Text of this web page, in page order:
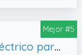
Mejor #5
GOPLUS 24V Tractor Eléctrico para Niños, Carro Eléctrico Infantil para 3-8 Años (Negro)